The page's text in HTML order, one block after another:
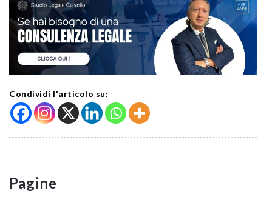
Condividi l'articolo su:
Pagine